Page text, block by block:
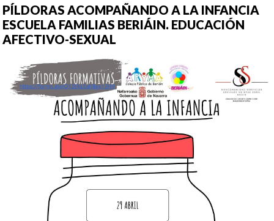
PÍLDORAS ACOMPAÑANDO A LA INFANCIA
ESCUELA FAMILIAS BERIÁIN. EDUCACIÓN
AFECTIVO-SEXUAL